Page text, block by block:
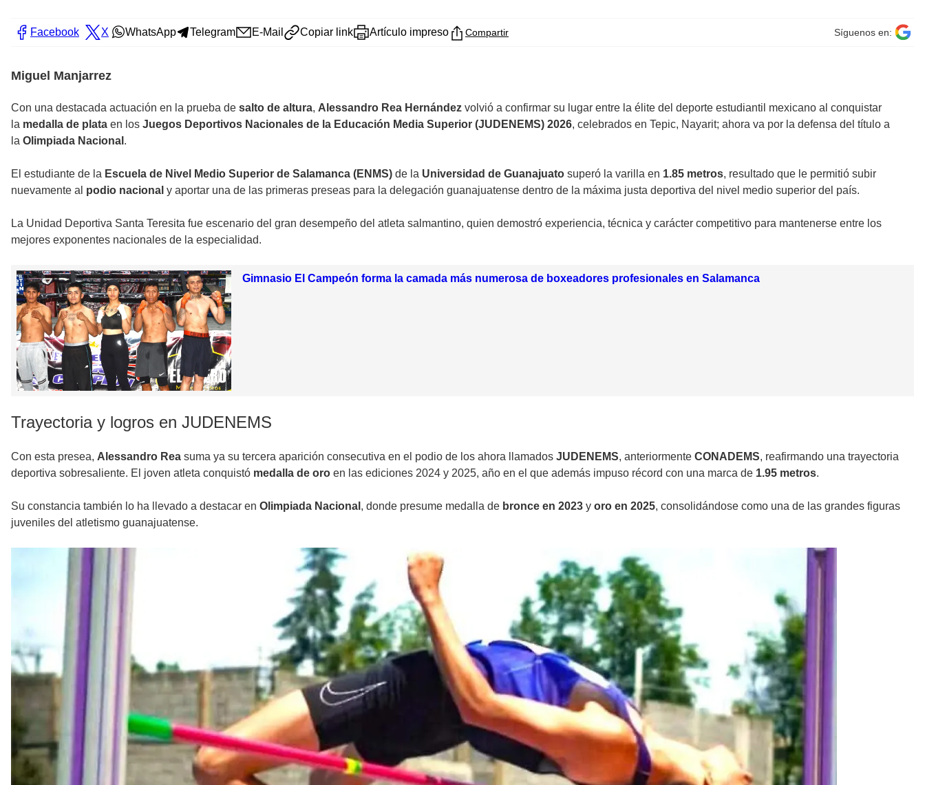
Facebook X WhatsApp Telegram E-Mail Copiar link Artículo impreso Compartir Síguenos en:
Miguel Manjarrez
Con una destacada actuación en la prueba de salto de altura, Alessandro Rea Hernández volvió a confirmar su lugar entre la élite del deporte estudiantil mexicano al conquistar
la medalla de plata en los Juegos Deportivos Nacionales de la Educación Media Superior (JUDENEMS) 2026, celebrados en Tepic, Nayarit; ahora va por la defensa del título a
la Olimpiada Nacional .
El estudiante de la Escuela de Nivel Medio Superior de Salamanca (ENMS) de la Universidad de Guanajuato superó la varilla en 1.85 metros, resultado que le permitió subir
nuevamente al podio nacional y aportar una de las primeras preseas para la delegación guanajuatense dentro de la máxima justa deportiva del nivel medio superior del país.
La Unidad Deportiva Santa Teresita fue escenario del gran desempeño del atleta salmantino, quien demostró experiencia, técnica y carácter competitivo para mantenerse entre los
mejores exponentes nacionales de la especialidad.
Gimnasio El Campeón forma la camada más numerosa de boxeadores profesionales en Salamanca
Trayectoria y logros en JUDENEMS
Con esta presea, Alessandro Rea suma ya su tercera aparición consecutiva en el podio de los ahora llamados JUDENEMS, anteriormente CONADEMS, reafirmando una trayectoria
deportiva sobresaliente. El joven atleta conquistó medalla de oro en las ediciones 2024 y 2025, año en el que además impuso récord con una marca de 1.95 metros.
Su constancia también lo ha llevado a destacar en Olimpiada Nacional , donde presume medalla de bronce en 2023 y oro en 2025, consolidándose como una de las grandes figuras
juveniles del atletismo guanajuatense.